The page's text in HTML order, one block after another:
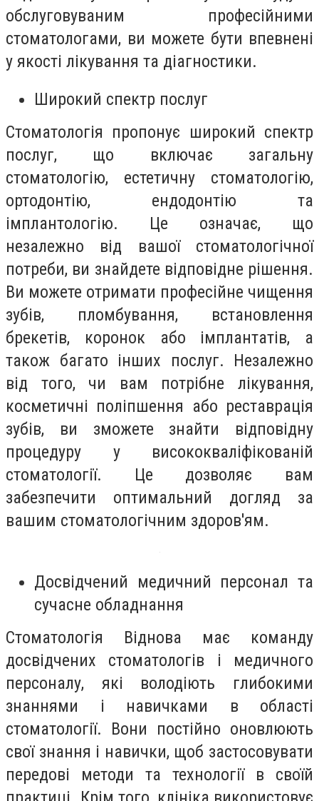
обслуговуваним професійними
стоматологами, ви можете бути впевнені
у якості лікування та діагностики.
Широкий спектр послуг
Стоматологія пропонує широкий спектр
послуг, що включає загальну
стоматологію, естетичну стоматологію,
ортодонтію, ендодонтію та
імплантологію. Це означає, що
незалежно від вашої стоматологічної
потреби, ви знайдете відповідне рішення.
Ви можете отримати професійне чищення
зубів, пломбування, встановлення
брекетів, коронок або імплантатів, а
також багато інших послуг. Незалежно
від того, чи вам потрібне лікування,
косметичні поліпшення або реставрація
зубів, ви зможете знайти відповідну
процедуру у висококваліфікованій
стоматології. Це дозволяє вам
забезпечити оптимальний догляд за
вашим стоматологічним здоров'ям.
Досвідчений медичний персонал та
сучасне обладнання
Стоматологія Віднова має команду
досвідчених стоматологів і медичного
персоналу, які володіють глибокими
знаннями і навичками в області
стоматології. Вони постійно оновлюють
свої знання і навички, щоб застосовувати
передові методи та технології в своїй